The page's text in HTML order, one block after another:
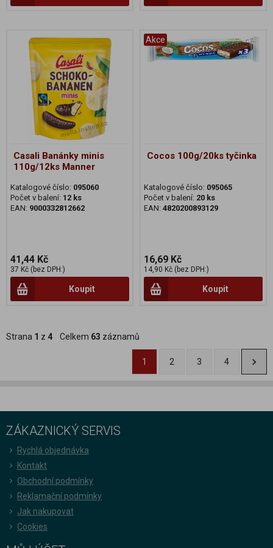
Casali Banánky minis
110g/12ks Manner
Katalogové číslo: 095060
Počet v balení: 12 ks
EAN: 9000332812662
41,44 Kč
37 Kč (bez DPH:)
Koupit
Akce
Cocos 100g/20ks tyčinka
Katalogové číslo: 095065
Počet v balení: 20 ks
EAN: 4820200893129
16,69 Kč
14,90 Kč (bez DPH:)
Koupit
Strana 1 z 4 Celkem 63 záznamů
1 2 3 4
ZÁKAZNICKÝ SERVIS
Rychlá objednávka
Kontakt
Obchodní podmínky
Reklamační podmínky
Jak nakupovat
Cookies